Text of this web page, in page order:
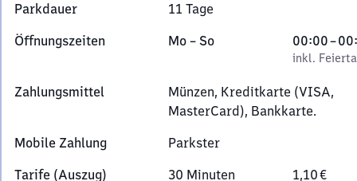
9
8
Eisenach
Parkdauer
11 Tage
Öffnungszeiten
Montag
Mo –So,
inkl. Feiertage
00:00–
Von
0
bis
0
inkl.
Zahlungsmittel
Münzen, Kreditkarte (VISA,
MasterCard), Bankkarte.
Mobile Zahlung
Parkster
Tarife (Auszug)
30 Minuten
1,10 €